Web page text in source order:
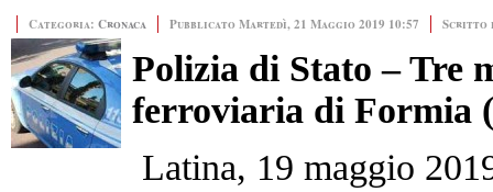
Categoria: Cronaca Pubblicato Martedì, 21 Maggio 2019 10:57 Scritto
Polizia di Stato – Tre
ferroviaria di Formia
Latina, 19 maggio